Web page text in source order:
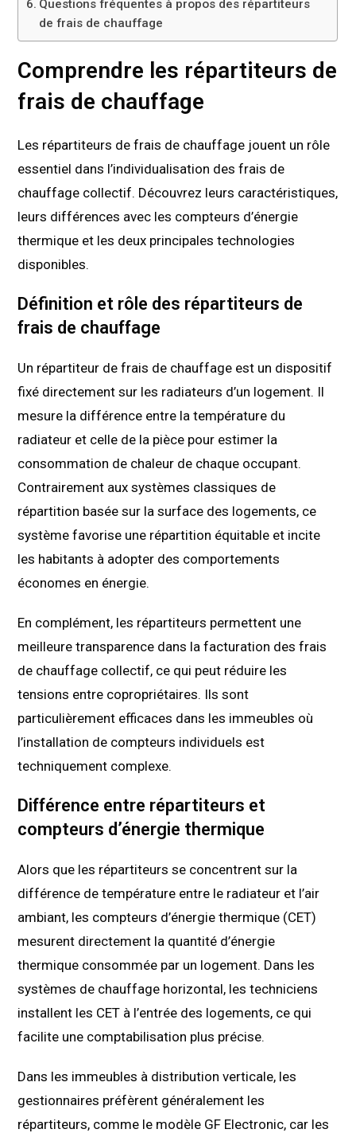
Questions fréquentes à propos des répartiteurs
de frais de chauffage
Comprendre les répartiteurs de
frais de chauffage
Les répartiteurs de frais de chauffage jouent un rôle
essentiel dans l’individualisation des frais de
chauffage collectif. Découvrez leurs caractéristiques,
leurs différences avec les compteurs d’énergie
thermique et les deux principales technologies
disponibles.
Définition et rôle des répartiteurs de
frais de chauffage
Un répartiteur de frais de chauffage est un dispositif
fixé directement sur les radiateurs d’un logement. Il
mesure la différence entre la température du
radiateur et celle de la pièce pour estimer la
consommation de chaleur de chaque occupant.
Contrairement aux systèmes classiques de
répartition basée sur la surface des logements, ce
système favorise une répartition équitable et incite
les habitants à adopter des comportements
économes en énergie.
En complément, les répartiteurs permettent une
meilleure transparence dans la facturation des frais
de chauffage collectif, ce qui peut réduire les
tensions entre copropriétaires. Ils sont
particulièrement efficaces dans les immeubles où
l’installation de compteurs individuels est
techniquement complexe.
Différence entre répartiteurs et
compteurs d’énergie thermique
Alors que les répartiteurs se concentrent sur la
différence de température entre le radiateur et l’air
ambiant, les compteurs d’énergie thermique (CET)
mesurent directement la quantité d’énergie
thermique consommée par un logement. Dans les
systèmes de chauffage horizontal, les techniciens
installent les CET à l’entrée des logements, ce qui
facilite une comptabilisation plus précise.
Dans les immeubles à distribution verticale, les
gestionnaires préfèrent généralement les
répartiteurs, comme le modèle GF Electronic, car les